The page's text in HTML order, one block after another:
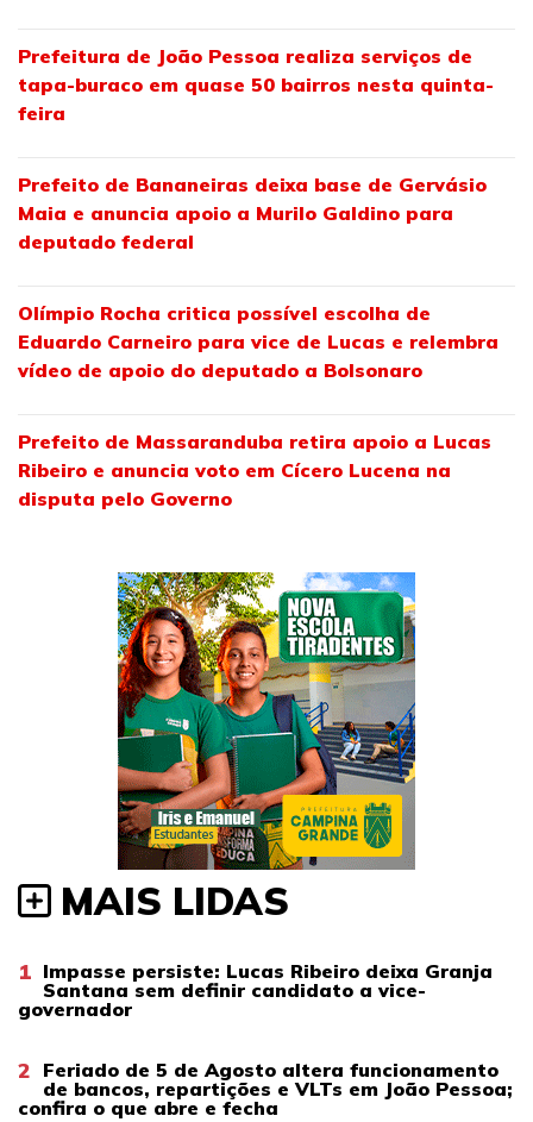
Prefeitura de João Pessoa realiza serviços de
tapa-buraco em quase 50 bairros nesta quinta-
feira
Prefeito de Bananeiras deixa base de Gervásio
Maia e anuncia apoio a Murilo Galdino para
deputado federal
Olímpio Rocha critica possível escolha de
Eduardo Carneiro para vice de Lucas e relembra
vídeo de apoio do deputado a Bolsonaro
Prefeito de Massaranduba retira apoio a Lucas
Ribeiro e anuncia voto em Cícero Lucena na
disputa pelo Governo
MAIS LIDAS
1 Impasse persiste: Lucas Ribeiro deixa Granja
Santana sem definir candidato a vice-
governador
2 Feriado de 5 de Agosto altera funcionamento
de bancos, repartições e VLTs em João Pessoa;
confira o que abre e fecha